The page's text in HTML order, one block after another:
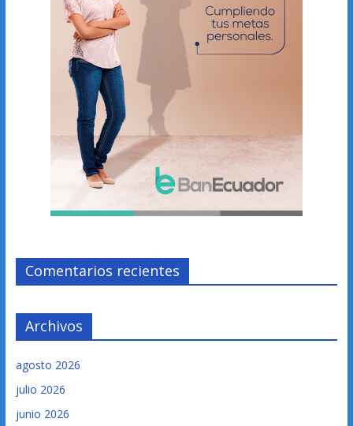
Comentarios recientes
Archivos
agosto 2026
julio 2026
junio 2026